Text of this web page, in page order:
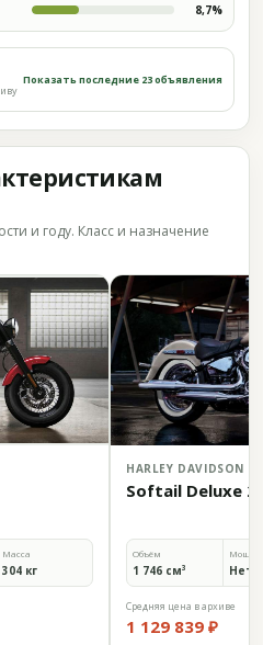
8,7%
Показать последние 23 объявления
и году. Класс и назначение
Масса
304 кг
HARLEY DAVIDSON
Softail Deluxe
Объём
1 746 см³ Нет
Средняя цена в архиве
1 129 839 ₽